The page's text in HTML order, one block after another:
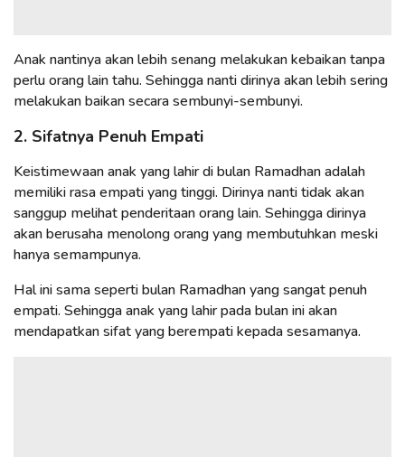
Anak nantinya akan lebih senang melakukan kebaikan tanpa
perlu orang lain tahu. Sehingga nanti dirinya akan lebih sering
melakukan baikan secara sembunyi-sembunyi.
2. Sifatnya Penuh Empati
Keistimewaan anak yang lahir di bulan Ramadhan adalah
memiliki rasa empati yang tinggi. Dirinya nanti tidak akan
sanggup melihat penderitaan orang lain. Sehingga dirinya
akan berusaha menolong orang yang membutuhkan meski
hanya semampunya.
Hal ini sama seperti bulan Ramadhan yang sangat penuh
empati. Sehingga anak yang lahir pada bulan ini akan
mendapatkan sifat yang berempati kepada sesamanya.